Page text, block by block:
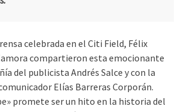
celebrada en el Citi Field, Félix
compartieron esta emocionante
del publicista Andrés Salce y con la
Elías Barreras Corporán.
promete ser un hito en la historia del